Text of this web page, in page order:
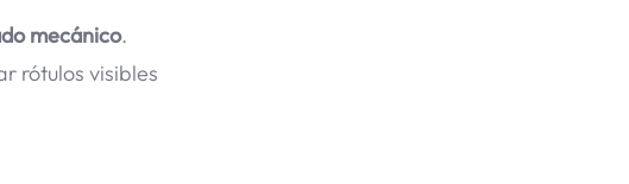
mecánico.
rótulos visibles